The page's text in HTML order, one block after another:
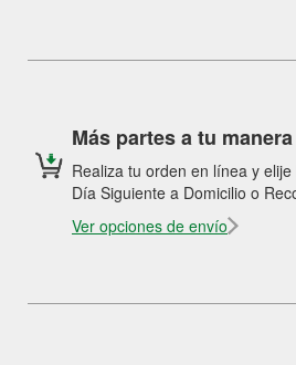
Más partes a tu manera
Realiza tu orden en línea y
Día Siguiente a Domicilio o
Ver opciones de envío